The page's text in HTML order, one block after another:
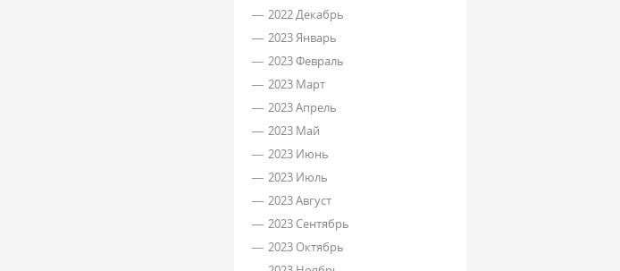
2022 Декабрь
2023 Январь
2023 Февраль
2023 Март
2023 Апрель
2023 Май
2023 Июнь
2023 Июль
2023 Август
2023 Сентябрь
2023 Октябрь